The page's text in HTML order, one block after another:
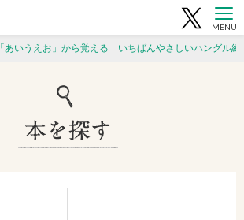
MENU
「あいうえお」から覚える いちばんやさしいハングル